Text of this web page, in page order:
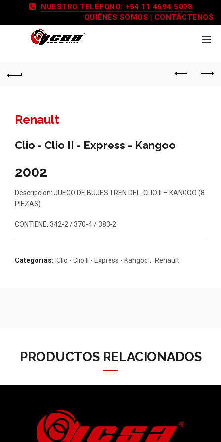
NUESTRO TELÉFONO: +54 11 4694 5098
QUIÉNES SOMOS | CONTÁCTENOS
Renault
Clio - Clio II - Express - Kangoo
2002
Descripcion: JUEGO DE BUJES TREN DEL. CLIO II – KANGOO (8
PIEZAS)
CONTIENE: 342-2 / 370-4 / 383-2
Categorías: Clio - Clio II - Express - Kangoo , Renault
PRODUCTOS RELACIONADOS